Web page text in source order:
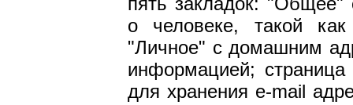
о человеке, такой
"Личное" с домашним
информацией; страница
для хранения e-mail